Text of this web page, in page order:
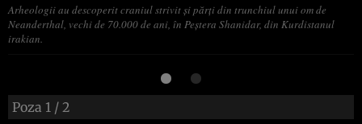
Arheologii au descoperit craniul strivit şi părţi din trunchiul unui om de
Neanderthal, vechi de 70.000 de ani, în Peştera Shanidar, din Kurdistanul
irakian.
Poza 1 / 2